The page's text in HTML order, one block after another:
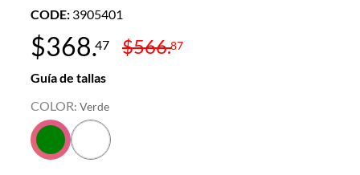
CODE: 3905401
$368.47 $566.87
Guía de tallas
COLOR: Verde